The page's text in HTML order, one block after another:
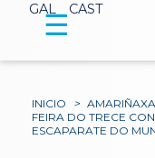
GAL CAST
☰
INICIO > AMARIÑAXA
FEIRA DO TRECE
ESCAPARATE DO